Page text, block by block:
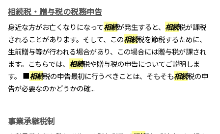
相続税・贈与税の税務申告
身近な方がお亡くなりになって相続が発生すると、 相続税が課税
されることがあります。そして、この相続税を節税するために、
生前贈与等が行われる場合があり、この場合には贈与税が課され
ます。こちらでは、 相続税や贈与税の申告についてご説明しま
す。 ■相続税の申告最初に行うべきことは、そもそも相続税の申
告が必要なのかどうかの確...
事業承継税制